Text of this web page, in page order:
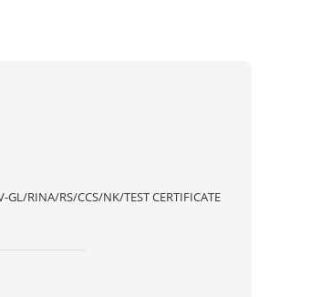
GL/RINA/RS/CCS/NK/TEST CERTIFICATE